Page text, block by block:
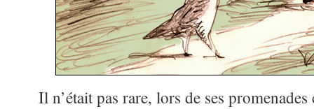
Il n’était pas rare, lors de ses